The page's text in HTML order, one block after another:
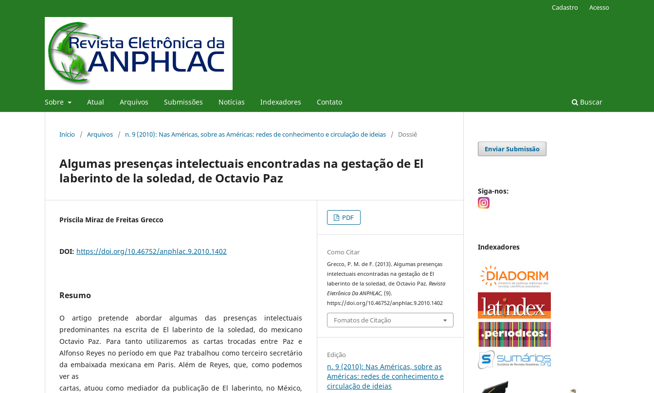
Sobre Atual Arquivos Submissões Notícias Indexadores Contato Buscar
Cadastro Acesso
Início / Arquivos / n. 9 (2010): Nas Américas, sobre as Américas: redes de conhecimento e circulação de ideias / Dossiê
Algumas presenças intelectuais encontradas na gestação de El
laberinto de la soledad, de Octavio Paz
Priscila Miraz de Freitas Grecco
DOI: https://doi.org/10.46752/anphlac.9.2010.1402
Resumo
O artigo pretende abordar algumas das presenças intelectuais
predominantes na escrita de El laberinto de la soledad, do mexicano
Octavio Paz. Para tanto utilizaremos as cartas trocadas entre Paz e
Alfonso Reyes no período em que Paz trabalhou como terceiro secretário
da embaixada mexicana em Paris. Além de Reyes, que, como podemos
ver as
cartas, atuou como mediador da publicação de El laberinto, no México,
PDF
Como Citar
Grecco, P. M. de F. (2013). Algumas presenças
intelectuais encontradas na gestação de El
laberinto de la soledad, de Octavio Paz.Revista
Eletrônica Da ANPHLAC, (9).
https://doi.org/10.46752/anphlac.9.2010.1402
Fomatos de Citação
Edição
n. 9 (2010): Nas Américas, sobre as
Américas: redes de conhecimento e
circulação de ideias
Enviar Submissão
Siga-nos:
Indexadores